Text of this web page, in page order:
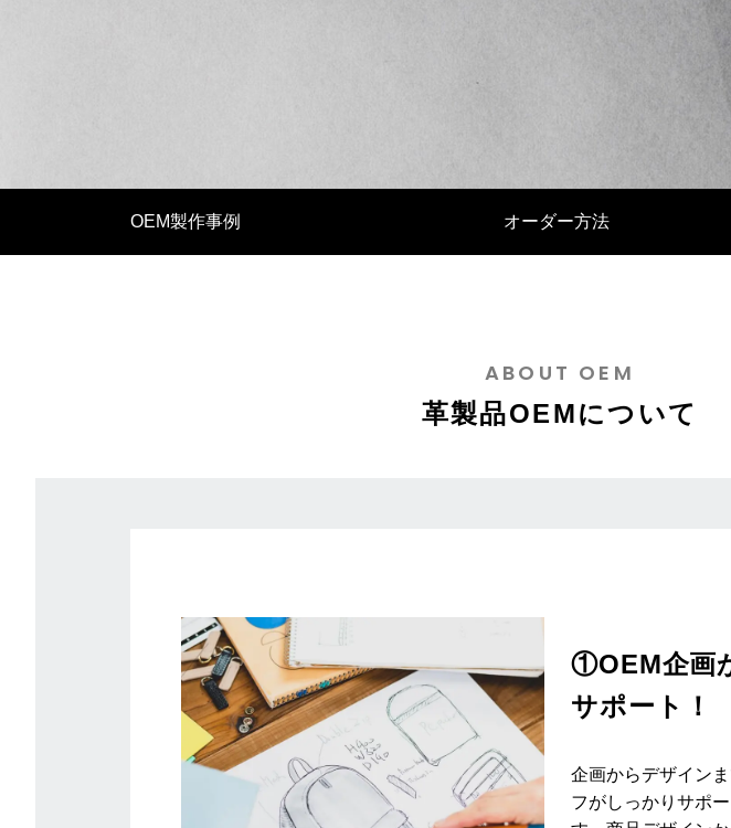
デシュ生産の強み
2025.07.11
イード文化とは
OEM製作事例 オーダー方法
ABOUT OEM
革製品OEMについて
①OEM企画
サポート！
企画からデザイン
フがしっかりサポ